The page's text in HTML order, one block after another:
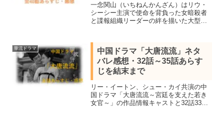
一念関山（いちねんかんざん）はリウ・
シーシー主演で使命を背負った女暗殺者
と諜報組織リーダーの絆を描いた大型ロ
話を感想を交えてネタバレあらすじを詳
しく紹介します。
華流ドラマ
中国ドラマ「大唐流流」ネタ
バレ感想・32話～35話あらす
じを結末まで
リー・イートン、シュー・カイ共演の中
国ドラマ「大唐流流～宮廷を支えた若き
女官～」の作品情報キャストと32話33話